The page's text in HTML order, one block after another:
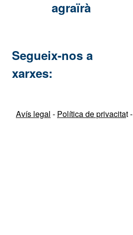
agraïrà
Segueix-nos a
xarxes:
Avís legal - Política de privacitat -